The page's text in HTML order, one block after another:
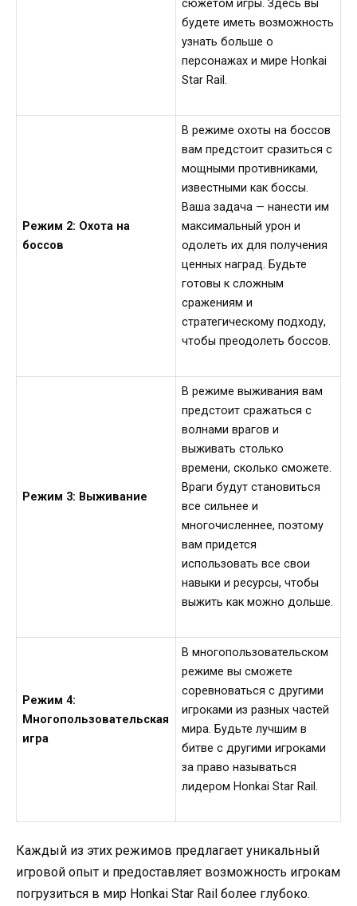
сюжетом игры. Здесь вы
будете иметь возможность
узнать больше о
персонажах и мире Honkai
Star Rail.
Режим 2: Охота на
боссов
В режиме охоты на боссов
вам предстоит сразиться с
мощными противниками,
известными как боссы.
Ваша задача — нанести им
максимальный урон и
одолеть их для получения
ценных наград. Будьте
готовы к сложным
сражениям и
стратегическому подходу,
чтобы преодолеть боссов.
Режим 3: Выживание
В режиме выживания вам
предстоит сражаться с
волнами врагов и
выживать столько
времени, сколько сможете.
Враги будут становиться
все сильнее и
многочисленнее, поэтому
вам придется
использовать все свои
навыки и ресурсы, чтобы
выжить как можно дольше.
Режим 4:
Многопользовательская
игра
В многопользовательском
режиме вы сможете
соревноваться с другими
игроками из разных частей
мира. Будьте лучшим в
битве с другими игроками
за право называться
лидером Honkai Star Rail.
Каждый из этих режимов предлагает уникальный
игровой опыт и предоставляет возможность игрокам
погрузиться в мир Honkai Star Rail более глубоко.